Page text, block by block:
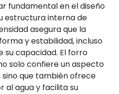
fundamental en el diseño
estructura interna de
asegura que la
y estabilidad, incluso
su capacidad. El forro
solo confiere un aspecto
que también ofrece
al agua y facilita su